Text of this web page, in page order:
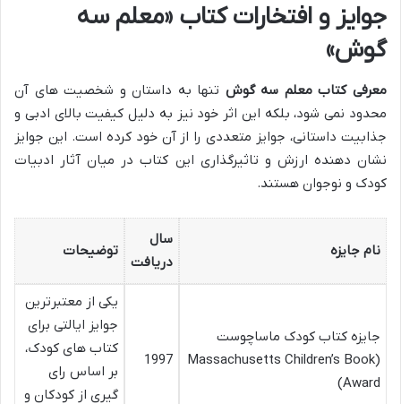
جوایز و افتخارات کتاب «معلم سه
گوش»
معرفی کتاب معلم سه گوش تنها به داستان و شخصیت های آن
محدود نمی شود، بلکه این اثر خود نیز به دلیل کیفیت بالای ادبی و
جذابیت داستانی، جوایز متعددی را از آن خود کرده است. این جوایز
نشان دهنده ارزش و تاثیرگذاری این کتاب در میان آثار ادبیات
کودک و نوجوان هستند.
نام جایزه
سال
دریافت
توضیحات
جایزه کتاب کودک ماساچوست
(Massachusetts Children’s Book
Award)
1997
یکی از معتبرترین
جوایز ایالتی برای
کتاب های کودک،
بر اساس رای
گیری از کودکان و